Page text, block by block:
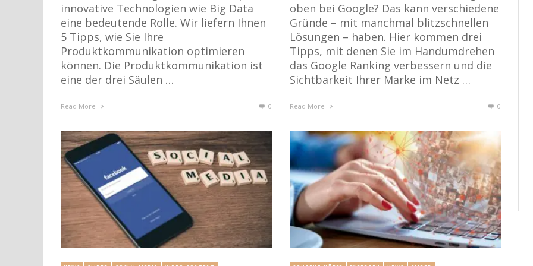
innovative Technologien wie Big Data
eine bedeutende Rolle. Wir liefern Ihnen
5 Tipps, wie Sie Ihre
Produktkommunikation optimieren
können. Die Produktkommunikation ist
eine der drei Säulen …
Read More 0
oben bei Google? Das kann verschiedene
Gründe – mit manchmal blitzschnellen
Lösungen – haben. Hier kommen drei
Tipps, mit denen Sie im Handumdrehen
das Google Ranking verbessern und die
Sichtbarkeit Ihrer Marke im Netz …
Read More 0